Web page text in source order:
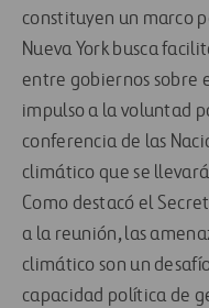
constituyen un marco
Nueva York busca
entre gobiernos sobre
impulso a la voluntad
conferencia de las
climático que se
Como destacó el
a la reunión, las
climático son un
capacidad política de